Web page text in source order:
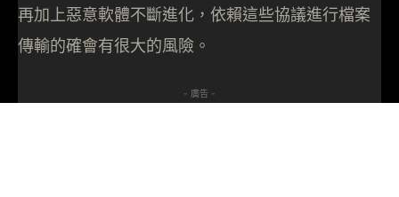
再加上惡意軟體不斷進化，依賴這些協議進行檔案
傳輸的確會有很大的風險。
- 廣告 -